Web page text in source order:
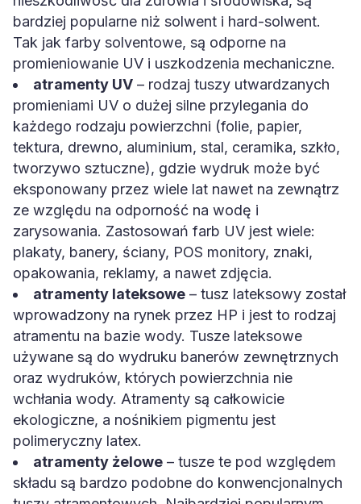
bardziej popularne niż solwent i hard-solwent.
Tak jak farby solventowe, są odporne na
promieniowanie UV i uszkodzenia mechaniczne.
atramenty UV – rodzaj tuszy utwardzanych
promieniami UV o dużej silne przylegania do
każdego rodzaju powierzchni (folie, papier,
tektura, drewno, aluminium, stal, ceramika, szkło,
tworzywo sztuczne), gdzie wydruk może być
eksponowany przez wiele lat nawet na zewnątrz
ze względu na odporność na wodę i
zarysowania. Zastosowań farb UV jest wiele:
plakaty, banery, ściany, POS monitory, znaki,
opakowania, reklamy, a nawet zdjęcia.
atramenty lateksowe – tusz lateksowy został
wprowadzony na rynek przez HP i jest to rodzaj
atramentu na bazie wody. Tusze lateksowe
używane są do wydruku banerów zewnętrznych
oraz wydruków, których powierzchnia nie
wchłania wody. Atramenty są całkowicie
ekologiczne, a nośnikiem pigmentu jest
polimeryczny latex.
atramenty żelowe – tusze te pod względem
składu są bardzo podobne do konwencjonalnych